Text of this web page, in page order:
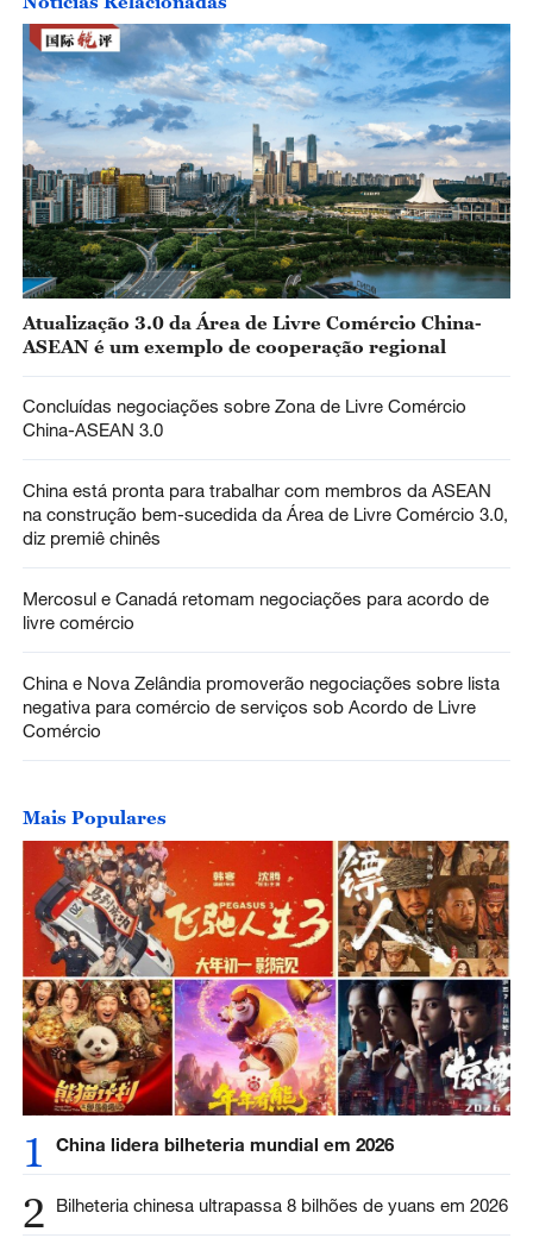
Atualização 3.0 da Área de Livre Comércio China-
ASEAN é um exemplo de cooperação regional
Concluídas negociações sobre Zona de Livre Comércio
China-ASEAN 3.0
China está pronta para trabalhar com membros da ASEAN
na construção bem-sucedida da Área de Livre Comércio 3.0,
diz premiê chinês
Mercosul e Canadá retomam negociações para acordo de
livre comércio
China e Nova Zelândia promoverão negociações sobre lista
negativa para comércio de serviços sob Acordo de Livre
Comércio
Mais Populares
1 China lidera bilheteria mundial em 2026
2 Bilheteria chinesa ultrapassa 8 bilhões de yuans em 2026